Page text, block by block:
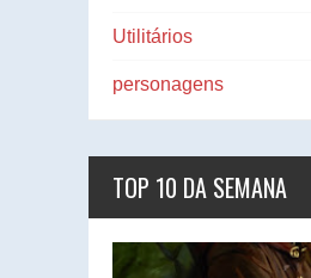
Utilitários
personagens
TOP 10 DA SEMANA